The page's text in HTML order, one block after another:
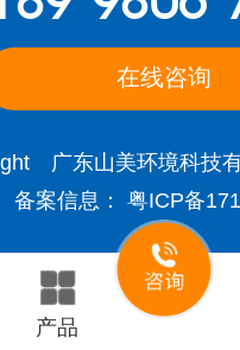
在线咨询
广东山美环境科技
备案信息： 粤ICP备
产品